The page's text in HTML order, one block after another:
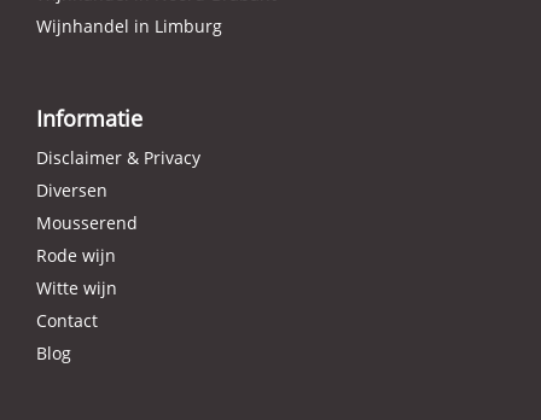
Wijnhandel in Limburg
Informatie
Disclaimer & Privacy
Diversen
Mousserend
Rode wijn
Witte wijn
Contact
Blog